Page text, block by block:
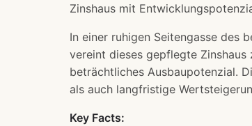
Zinshaus mit
In einer ruhigen Seitengasse des
vereint dieses gepflegte
beträchtliches Ausbaupotenzial.
als auch langfristige
Key Facts: